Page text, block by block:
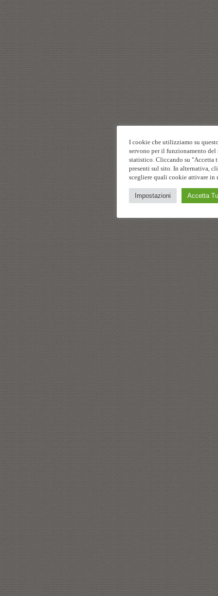
I cookie che utilizziamo su
servono per il funzionamento del
statistico. Cliccando su
presenti sul sito. In alternativa,
scegliere quali cookie attivare in
Impostazioni Accetta